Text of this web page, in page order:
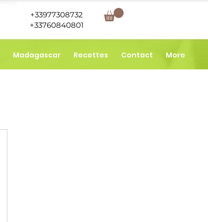
+33977308732
+33760840801
Madagascar Recettes Contact More